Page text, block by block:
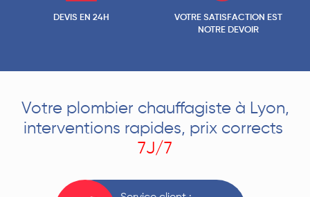
DEVIS EN 24H
VOTRE SATISFACTION EST
NOTRE DEVOIR
Votre plombier chauffagiste à Lyon,
interventions rapides, prix corrects
7J/7